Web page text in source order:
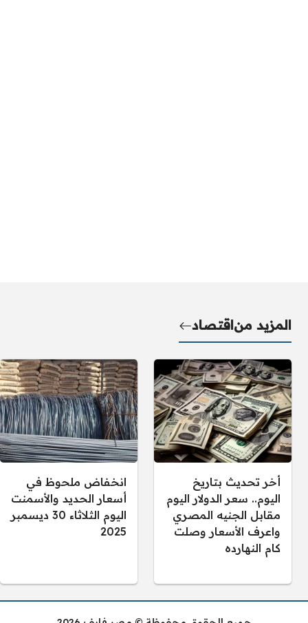
المزيد مناقتصاد
أخر تحديث بتاريخ
اليوم.. سعر الدولار اليوم
مقابل الجنيه المصري
واعرف الأسعار وصلت
كام النهارده
انخفاض ملحوظ في
أسعار الحديد والأسمنت
اليوم الثلاثاء 30 ديسمبر
2025